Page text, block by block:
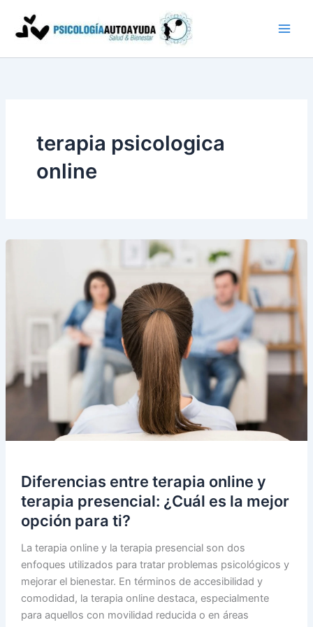
contenido
terapia psicologica
online
Diferencias entre terapia online y
terapia presencial: ¿Cuál es la mejor
opción para ti?
La terapia online y la terapia presencial son dos
enfoques utilizados para tratar problemas psicológicos y
mejorar el bienestar. En términos de accesibilidad y
comodidad, la terapia online destaca, especialmente
para aquellos con movilidad reducida o en áreas